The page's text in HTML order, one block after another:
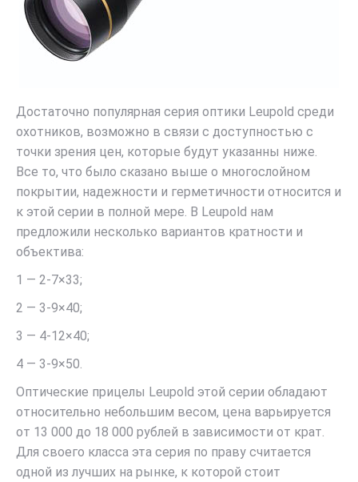
Достаточно популярная серия оптики Leupold среди
охотников, возможно в связи с доступностью с
точки зрения цен, которые будут указанны ниже.
Все то, что было сказано выше о многослойном
покрытии, надежности и герметичности относится и
к этой серии в полной мере. В Leupold нам
предложили несколько вариантов кратности и
объектива:
1 — 2-7×33;
2 — 3-9×40;
3 — 4-12×40;
4 — 3-9×50.
Оптические прицелы Leupold этой серии обладают
относительно небольшим весом, цена варьируется
от 13 000 до 18 000 рублей в зависимости от крат.
Для своего класса эта серия по праву считается
одной из лучших на рынке, к которой стоит